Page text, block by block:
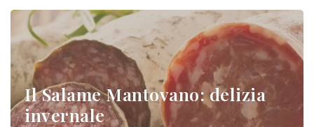
Il Salame Mantovano: delizia
invernale